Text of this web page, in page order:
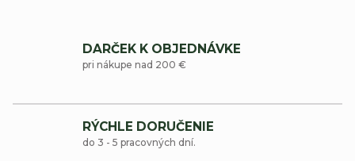
DARČEK K OBJEDNÁVKE
pri nákupe nad 200 €
RÝCHLE DORUČENIE
do 3 - 5 pracovných dní.